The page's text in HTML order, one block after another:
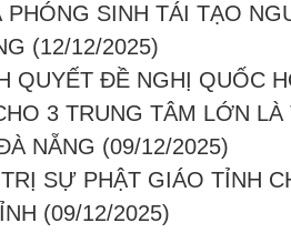
PHÓNG SINH TÁI TẠO
(12/12/2025)
QUYẾT ĐỀ NGHỊ QUỐC
3 TRUNG TÂM LỚN
NẴNG (09/12/2025)
SỰ PHẬT GIÁO TỈNH
(09/12/2025)